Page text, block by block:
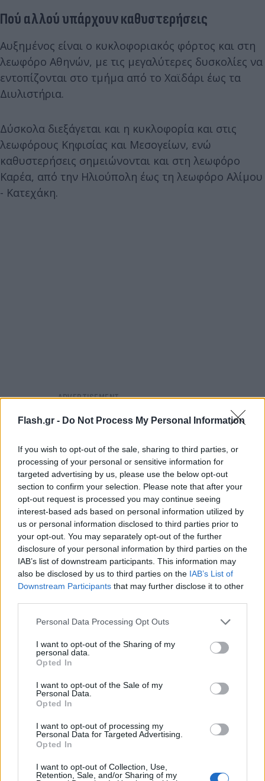
Flash.gr - Do Not Process My Personal Information
If you wish to opt-out of the sale, sharing to third parties, or
processing of your personal or sensitive information for
targeted advertising by us, please use the below opt-out
section to confirm your selection. Please note that after your
opt-out request is processed you may continue seeing
interest-based ads based on personal information utilized by
us or personal information disclosed to third parties prior to
your opt-out. You may separately opt-out of the further
disclosure of your personal information by third parties on the
IAB’s list of downstream participants. This information may
also be disclosed by us to third parties on the IAB’s List of
Downstream Participants that may further disclose it to other
Please note that this website/app uses one or more Google
not limited to your visit or usage behaviour. You may click to
grant or deny consent to Google and its third-party tags to
use your data for below specified purposes in below Google
consent section.
Personal Data Processing Opt Outs
I want to opt-out of the Sharing of my
personal data.
Opted In
I want to opt-out of the Sale of my
Personal Data.
Opted In
I want to opt-out of processing my
Personal Data for Targeted Advertising.
Opted In
I want to opt-out of Collection, Use,
Retention, Sale, and/or Sharing of my
Πού αλλού υπάρχουν καθυστερήσεις
Αυξημένος είναι ο κυκλοφοριακός φόρτος και στη
λεωφόρο Αθηνών, με τις μεγαλύτερες δυσκολίες να
εντοπίζονται στο τμήμα από το Χαϊδάρι έως τα
Διυλιστήρια.
Δύσκολα διεξάγεται και η κυκλοφορία και στις
λεωφόρους Κηφισίας και Μεσογείων, ενώ
καθυστερήσεις σημειώνονται και στη λεωφόρο
Καρέα, από την Ηλιούπολη έως τη λεωφόρο Αλίμου
- Κατεχάκη.
Στο κέντρο της Αθήνας, αυξημένη κίνηση
καταγράφεται στις λεωφόρους Αλεξάνδρας,
καθώς και στην άνοδο της λεωφόρου Συγγρού.
Την ίδια ώρα, δυσκολότερη γίνεται σταδιακά η
κυκλοφορία στους δρόμους γύρω από το λιμάνι
Καθυστερήσεις στην Αττική Οδό